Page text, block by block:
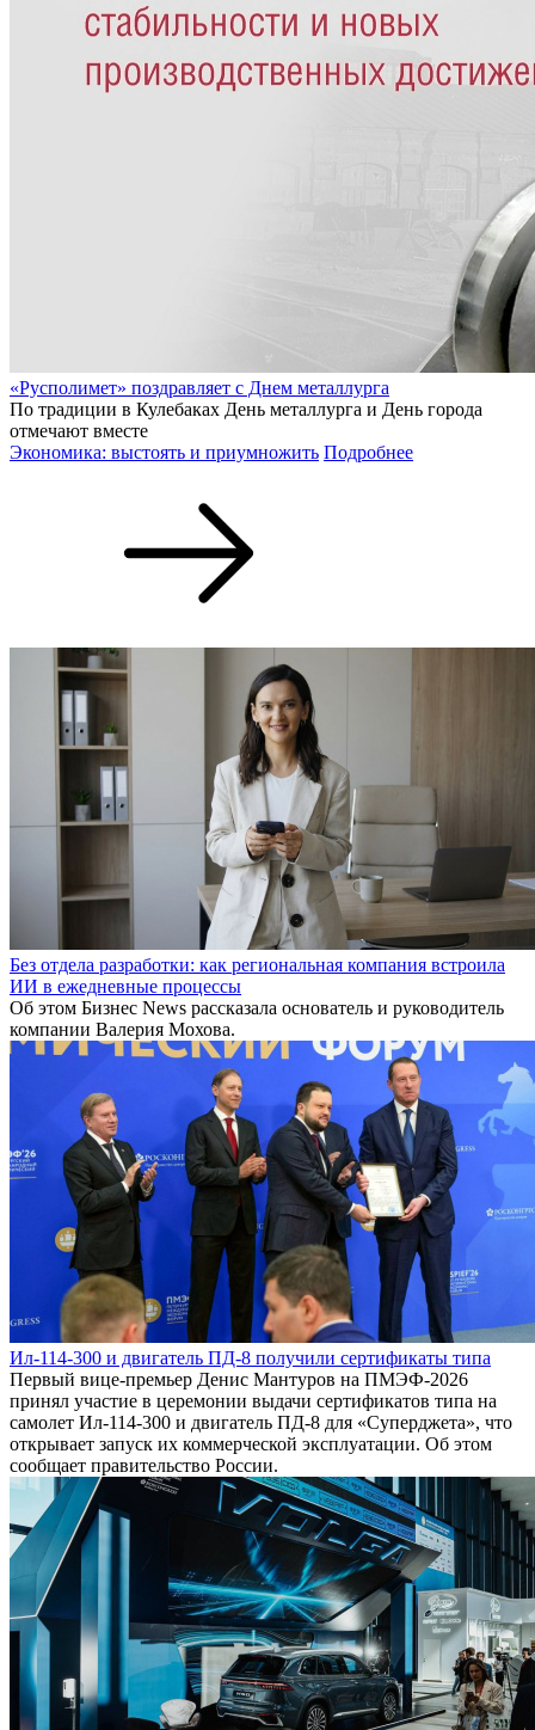
«Русполимет» поздравляет с Днем металлурга
По традиции в Кулебаках День металлурга и День города
отмечают вместе
Экономика: выстоять и приумножить Подробнее
Без отдела разработки: как региональная компания встроила
ИИ в ежедневные процессы
Об этом Бизнес News рассказала основатель и руководитель
компании Валерия Мохова.
Ил-114-300 и двигатель ПД-8 получили сертификаты типа
Первый вице-премьер Денис Мантуров на ПМЭФ-2026
принял участие в церемонии выдачи сертификатов типа на
самолет Ил-114-300 и двигатель ПД-8 для «Суперджета», что
открывает запуск их коммерческой эксплуатации. Об этом
сообщает правительство России.